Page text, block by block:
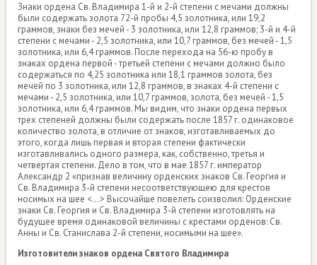
Знаки ордена Св. Владимира 1-й и 2-й степени с мечами должны
были содержать золота 72-й пробы 4,5 золотника, или 19,2
граммов, знаки без мечей - 3 золотника, или 12,8 граммов; 3-й и 4-й
степени с мечами - 2,5 золотника, или 10,7 граммов, без мечей - 1,5
золотника, или 6,4 граммов. После перехода на 56-ю пробу в
знаках ордена первой - третьей степени с мечами должно было
содержаться по 4,25 золотника или 18,1 граммов золота, без
мечей по 3 золотника, или 12,8 граммов, в знаках 4-й степени с
мечами - 2,5 золотника, или 10,7 граммов, золота, без мечей - 1,5
золотника, или 6,4 граммов. Мы видим, что знаки ордена первых
трех степеней должны были содержать после 1857 г. одинаковое
количество золота, в отличие от знаков, изготавливаемых до
этого, когда лишь первая и вторая степени фактически
изготавливались одного размера, как, собственно, третья и
четвертая степени. Дело в том, что в мае 1857 г. император
Александр 2 «признав величину орденских знаков Св. Георгия и
Св. Владимира 3-й степени несоответствующею для крестов
носимых на шее <...> Высочайше повелеть соизволил: Орденские
знаки Св. Георгия и Св. Владимира 3-й степени изготовлять на
будущее время одинаковой величины с крестами орденов: Св.
Анны и Св. Станислава 2-й степени, носимыми на шее».
Изготовители знаков ордена Святого Владимира